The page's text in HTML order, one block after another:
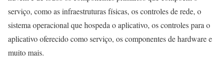
serviço, como as infraestruturas físicas, os controles de rede, o
sistema operacional que hospeda o aplicativo, os controles para o
aplicativo oferecido como serviço, os componentes de hardware e
muito mais.